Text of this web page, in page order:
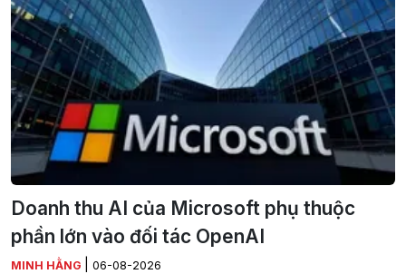
Doanh thu AI của Microsoft phụ thuộc
phần lớn vào đối tác OpenAI
MINH HẰNG 06-08-2026